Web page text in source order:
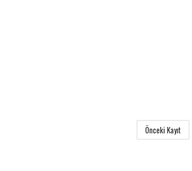
Önceki Kayıt